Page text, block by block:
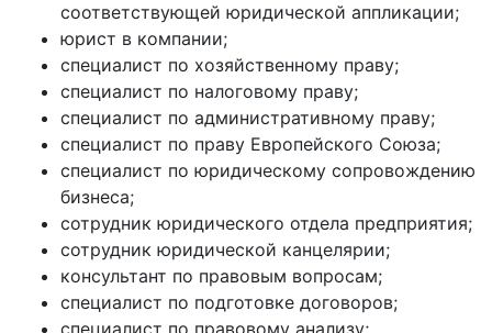
соответствующей юридической аппликации;
юрист в компании;
специалист по хозяйственному праву;
специалист по налоговому праву;
специалист по административному праву;
специалист по праву Европейского Союза;
специалист по юридическому сопровождению
бизнеса;
сотрудник юридического отдела предприятия;
сотрудник юридической канцелярии;
консультант по правовым вопросам;
специалист по подготовке договоров;
специалист по правовому анализу;